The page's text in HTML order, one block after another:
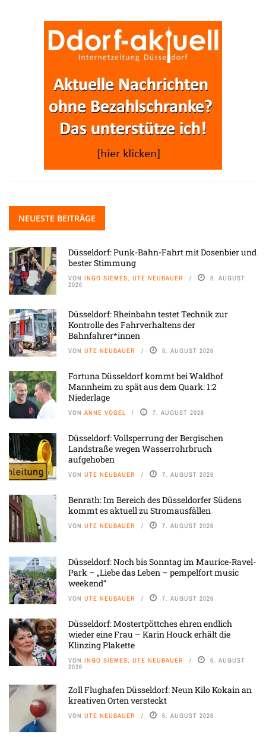
NEUESTE BEITRÄGE
Düsseldorf: Punk-Bahn-Fahrt mit Dosenbier und
bester Stimmung
VON INGO SIEMES, UTE NEUBAUER 8. AUGUST
2026
Düsseldorf: Rheinbahn testet Technik zur
Kontrolle des Fahrverhaltens der
Bahnfahrer*innen
VON UTE NEUBAUER 8. AUGUST 2026
Fortuna Düsseldorf kommt bei Waldhof
Mannheim zu spät aus dem Quark: 1:2
Niederlage
VON ANNE VOGEL 7. AUGUST 2026
Düsseldorf: Vollsperrung der Bergischen
Landstraße wegen Wasserrohrbruch
aufgehoben
VON UTE NEUBAUER 7. AUGUST 2026
Benrath: Im Bereich des Düsseldorfer Südens
kommt es aktuell zu Stromausfällen
VON UTE NEUBAUER 7. AUGUST 2026
Düsseldorf: Noch bis Sonntag im Maurice-Ravel-
Park – „Liebe das Leben – pempelfort music
weekend“
VON UTE NEUBAUER 7. AUGUST 2026
Düsseldorf: Mostertpöttches ehren endlich
wieder eine Frau – Karin Houck erhält die
Klinzing Plakette
VON INGO SIEMES, UTE NEUBAUER 6. AUGUST
2026
Zoll Flughafen Düsseldorf: Neun Kilo Kokain an
kreativen Orten versteckt
VON UTE NEUBAUER 6. AUGUST 2026